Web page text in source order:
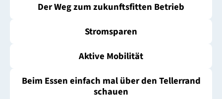
Der Weg zum zukunftsfitten Betrieb
Stromsparen
Aktive Mobilität
Beim Essen einfach mal über den Tellerrand
schauen